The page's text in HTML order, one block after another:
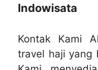
Indowisata
Kontak Kami
travel haji yang